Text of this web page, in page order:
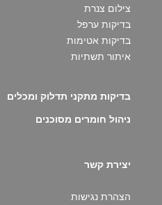
צילום צנרת
בדיקות ערפל
בדיקות אטימות
איתור תשתיות
בדיקות מתקני תדלוק ומכלים
ניהול חומרים מסוכנים
יצירת קשר
הצהרת נגישות